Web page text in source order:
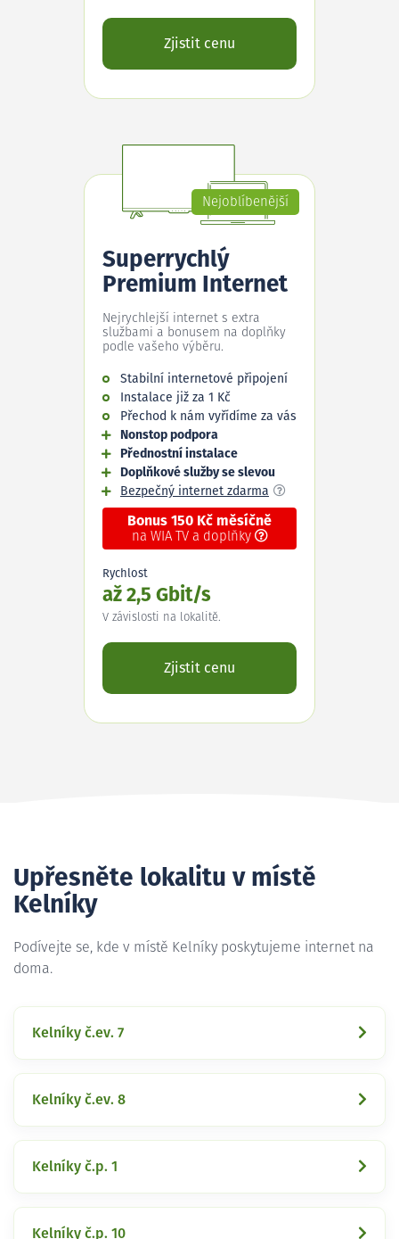
Zjistit cenu
Nejoblíbenější
Superrychlý
Premium Internet
Nejrychlejší internet s extra
službami a bonusem na doplňky
podle vašeho výběru.
Stabilní internetové připojení
Instalace již za 1 Kč
Přechod k nám vyřídíme za vás
Nonstop podpora
Přednostní instalace
Doplňkové služby se slevou
Bezpečný internet zdarma
Bonus 150 Kč měsíčně
na WIA TV a doplňky
Rychlost
až 2,5 Gbit/s
V závislosti na lokalitě.
Zjistit cenu
Upřesněte lokalitu v místě
Kelníky
Podívejte se, kde v místě Kelníky poskytujeme internet na
doma.
Kelníky č.ev. 7
Kelníky č.ev. 8
Kelníky č.p. 1
Kelníky č.p. 10